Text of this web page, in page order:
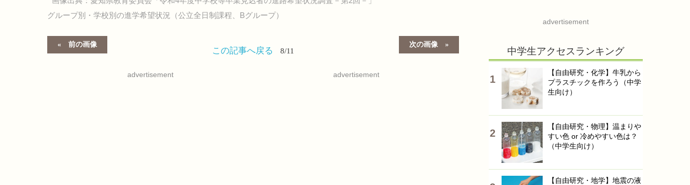
グループ別・学校別の進学希望状況（公立全日制課程、Bグループ）
前の画像 次の画像
この記事へ戻る 8/11
advertisement advertisement
advertisement
中学生アクセスランキング
【自由研究・化学】牛乳から
プラスチックを作ろう（中学
生向け）
【自由研究・物理】温まりや
すい色 or 冷めやすい色は？
（中学生向け）
【自由研究・地学】地震の液